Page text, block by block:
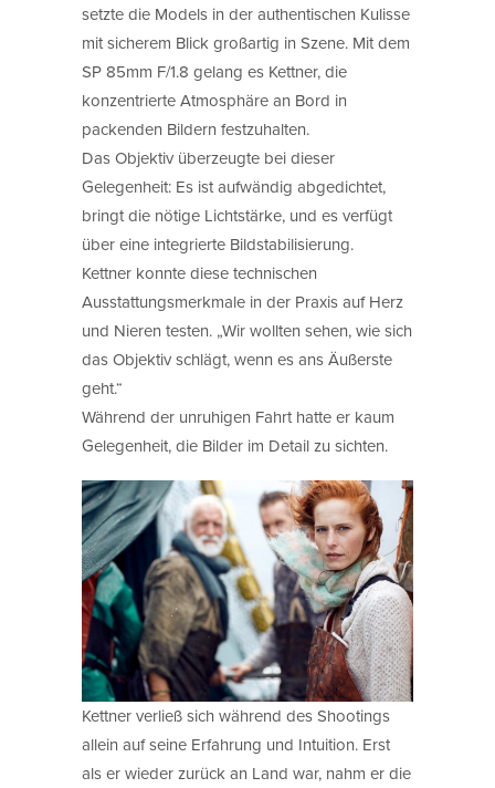
setzte die Models in der authentischen Kulisse
mit sicherem Blick großartig in Szene. Mit dem
SP 85mm F/1.8 gelang es Kettner, die
konzentrierte Atmosphäre an Bord in
packenden Bildern festzuhalten.
Das Objektiv überzeugte bei dieser
Gelegenheit: Es ist aufwändig abgedichtet,
bringt die nötige Lichtstärke, und es verfügt
über eine integrierte Bildstabilisierung.
Kettner konnte diese technischen
Ausstattungsmerkmale in der Praxis auf Herz
und Nieren testen. „Wir wollten sehen, wie sich
das Objektiv schlägt, wenn es ans Äußerste
geht.“
Während der unruhigen Fahrt hatte er kaum
Gelegenheit, die Bilder im Detail zu sichten.
Kettner verließ sich während des Shootings
allein auf seine Erfahrung und Intuition. Erst
als er wieder zurück an Land war, nahm er die